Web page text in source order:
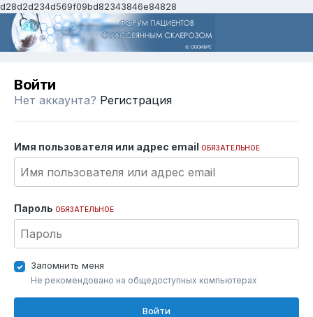
d28d2d234d569f09bd82343846e84828
Войти
Нет аккаунта? Регистрация
Имя пользователя или адрес email ОБЯЗАТЕЛЬНОЕ
Пароль ОБЯЗАТЕЛЬНОЕ
Запомнить меня
Не рекомендовано на общедоступных компьютерах
Войти